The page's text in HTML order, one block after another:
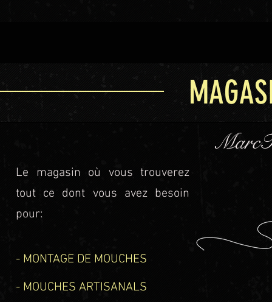
Le magasin où vous trouverez
tout ce dont vous avez besoin
pour:
- MONTAGE DE MOUCHES
- MOUCHES ARTISANALS